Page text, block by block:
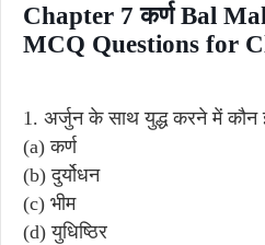
Chapter 7 कर्ण Bal
MCQ Questions for
1. अर्जुन के साथ युद्ध करने में कौन
(a) कर्ण
(b) दुर्योधन
(c) भीम
(d) युधिष्ठिर